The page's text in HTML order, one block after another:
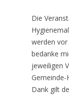
Die
werden
bedanke
jeweiligen
Dank gilt